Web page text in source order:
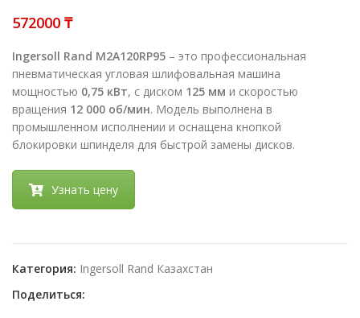
₸
Ingersoll Rand M2A120RP95 – это профессиональная
пневматическая угловая шлифовальная машина
мощностью 0,75 кВт, с диском 125 мм и скоростью
вращения 12 000 об/мин. Модель выполнена в
промышленном исполнении и оснащена кнопкой
блокировки шпинделя для быстрой замены дисков.
Узнать цену
Категория: Ingersoll Rand Казахстан
Поделиться: